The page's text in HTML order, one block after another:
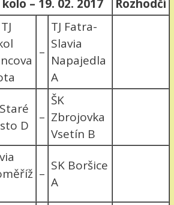
kolo – 19. 02. 2017
Rozhodčí
–
TJ Fatra-
Slavia
Napajedla
A
D
–
ŠK
Zbrojovka
Vsetín B
–
SK Boršice
A